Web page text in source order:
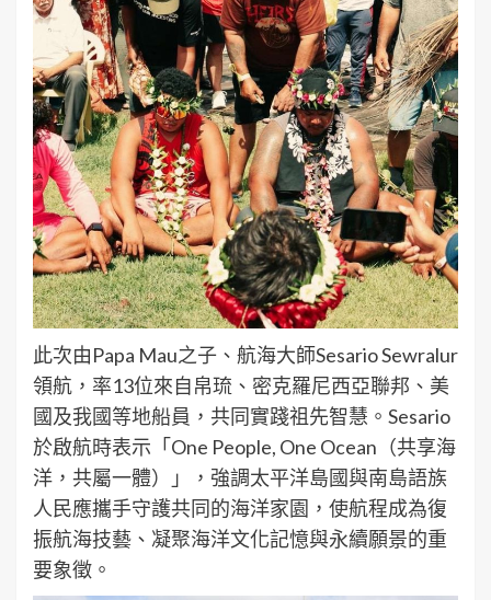
此次由Papa Mau之子、航海大師Sesario Sewralur
領航，率13位來自帛琉、密克羅尼西亞聯邦、美
國及我國等地船員，共同實踐祖先智慧。Sesario
於啟航時表示「One People, One Ocean（共享海
洋，共屬一體）」，強調太平洋島國與南島語族
人民應攜手守護共同的海洋家園，使航程成為復
振航海技藝、凝聚海洋文化記憶與永續願景的重
要象徵。